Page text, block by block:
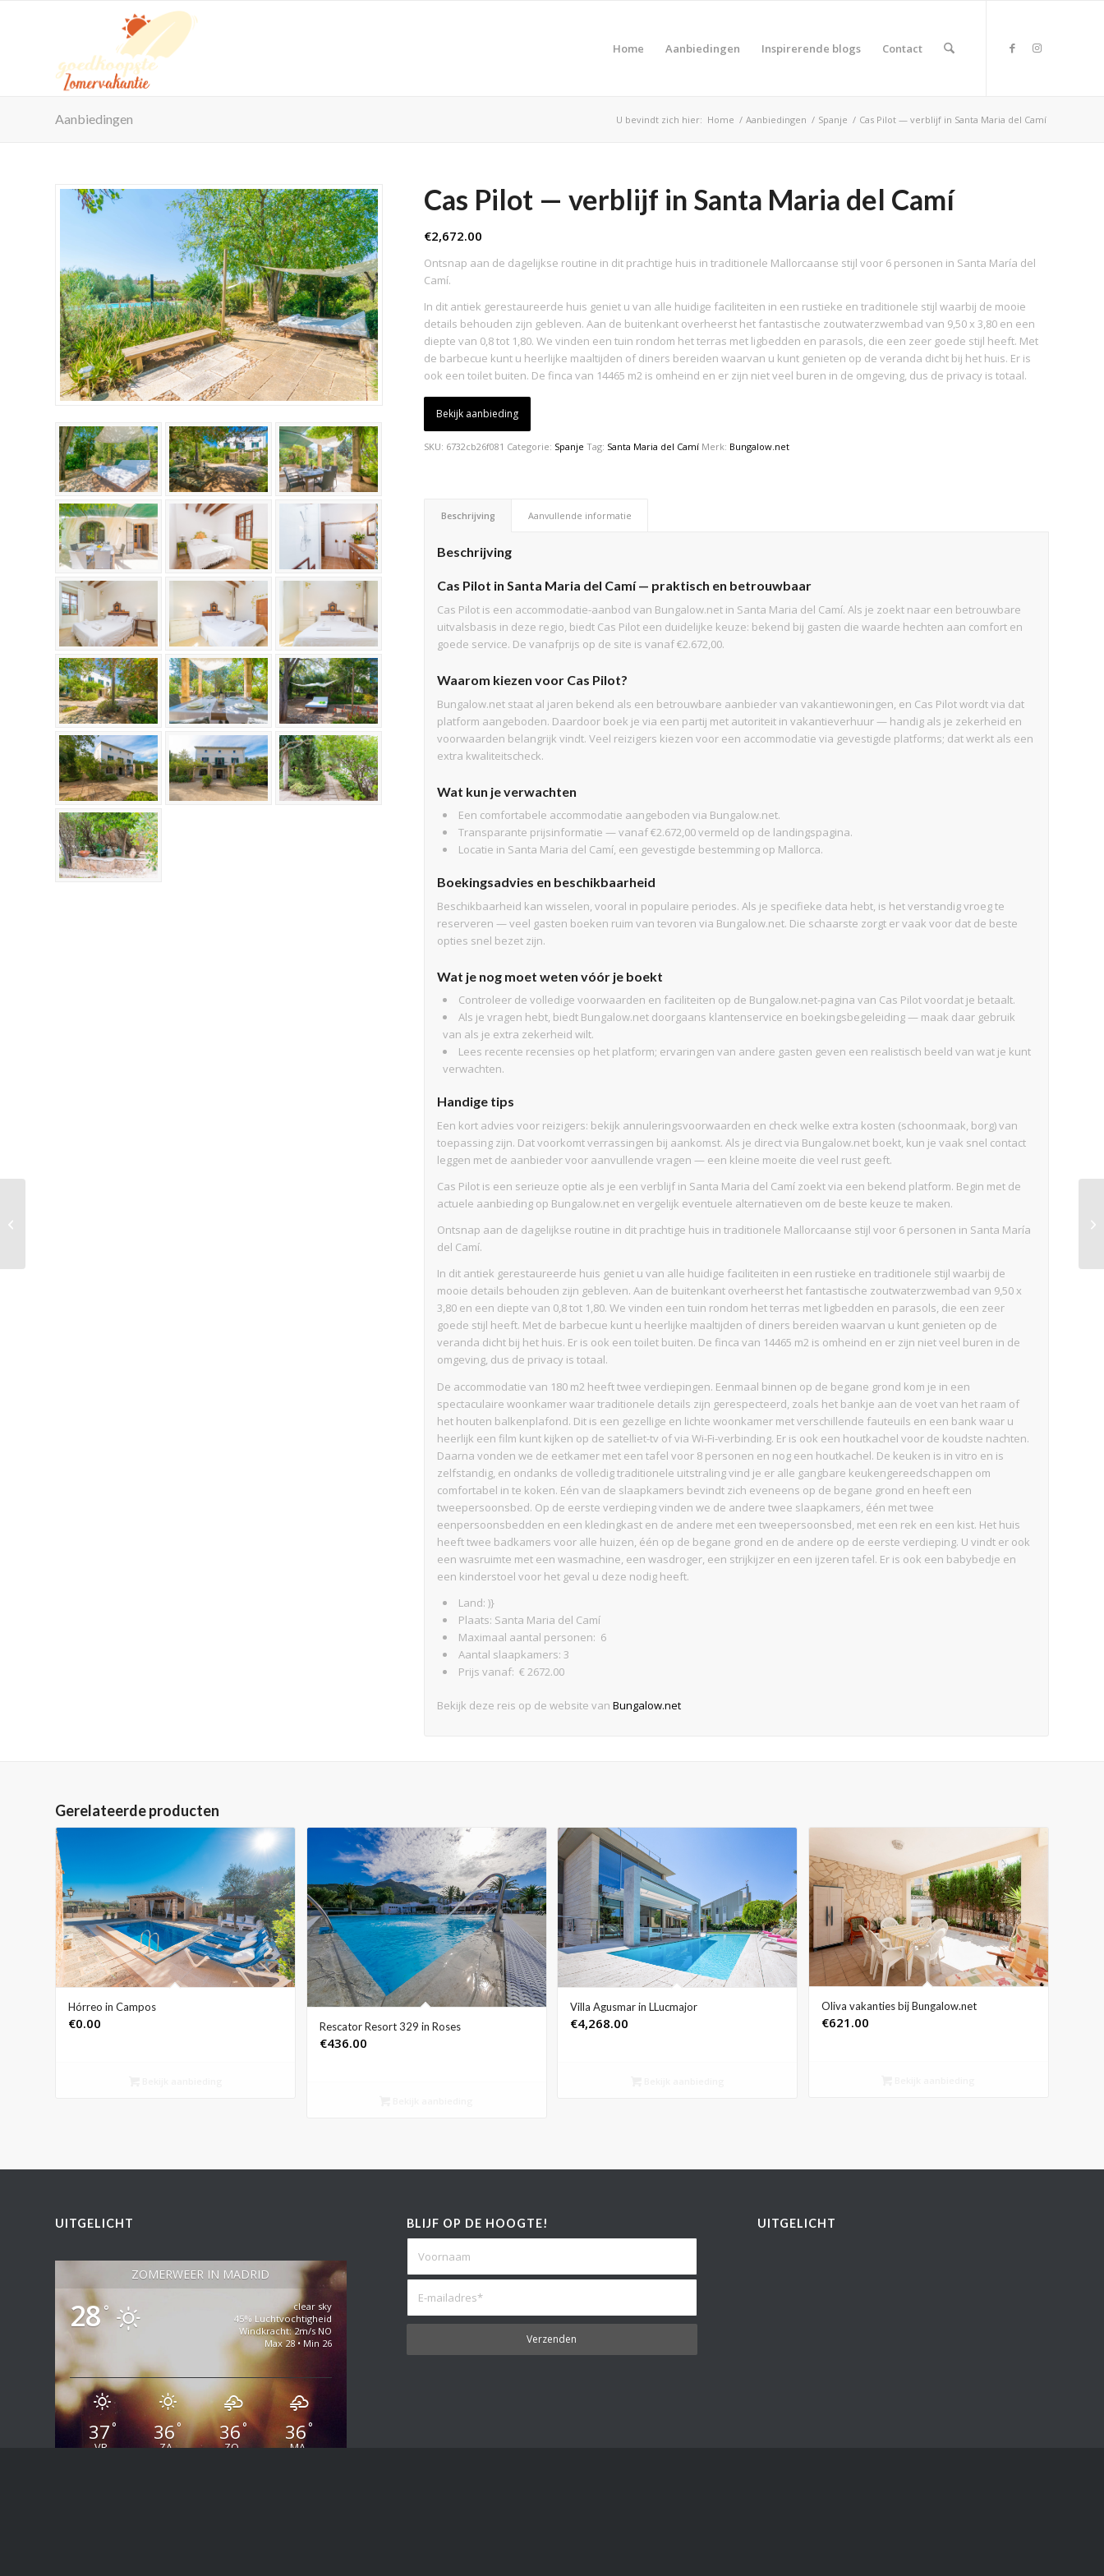
Home Aanbiedingen Inspirerende blogs Contact
Aanbiedingen U bevindt zich hier: Home / Aanbiedingen / Spanje / Cas Pilot — verblijf in Santa Maria del Camí
Cas Pilot — verblijf in Santa Maria del Camí
€2,672.00
Ontsnap aan de dagelijkse routine in dit prachtige huis in traditionele Mallorcaanse stijl voor 6 personen in Santa María del
Camí.
In dit antiek gerestaureerde huis geniet u van alle huidige faciliteiten in een rustieke en traditionele stijl waarbij de mooie
details behouden zijn gebleven. Aan de buitenkant overheerst het fantastische zoutwaterzwembad van 9,50 x 3,80 en een
diepte van 0,8 tot 1,80. We vinden een tuin rondom het terras met ligbedden en parasols, die een zeer goede stijl heeft. Met
de barbecue kunt u heerlijke maaltijden of diners bereiden waarvan u kunt genieten op de veranda dicht bij het huis. Er is
ook een toilet buiten. De finca van 14465 m2 is omheind en er zijn niet veel buren in de omgeving, dus de privacy is totaal.
Bekijk aanbieding
SKU: 6732cb26f081 Categorie: Spanje Tag: Santa Maria del Camí Merk: Bungalow.net
Beschrijving Aanvullende informatie
Beschrijving
Cas Pilot in Santa Maria del Camí — praktisch en betrouwbaar
Cas Pilot is een accommodatie-aanbod van Bungalow.net in Santa Maria del Camí. Als je zoekt naar een betrouwbare
uitvalsbasis in deze regio, biedt Cas Pilot een duidelijke keuze: bekend bij gasten die waarde hechten aan comfort en
goede service. De vanafprijs op de site is vanaf €2.672,00.
Waarom kiezen voor Cas Pilot?
Bungalow.net staat al jaren bekend als een betrouwbare aanbieder van vakantiewoningen, en Cas Pilot wordt via dat
platform aangeboden. Daardoor boek je via een partij met autoriteit in vakantieverhuur — handig als je zekerheid en
voorwaarden belangrijk vindt. Veel reizigers kiezen voor een accommodatie via gevestigde platforms; dat werkt als een
extra kwaliteitscheck.
Wat kun je verwachten
Een comfortabele accommodatie aangeboden via Bungalow.net.
Transparante prijsinformatie — vanaf €2.672,00 vermeld op de landingspagina.
Locatie in Santa Maria del Camí, een gevestigde bestemming op Mallorca.
Boekingsadvies en beschikbaarheid
Beschikbaarheid kan wisselen, vooral in populaire periodes. Als je specifieke data hebt, is het verstandig vroeg te
reserveren — veel gasten boeken ruim van tevoren via Bungalow.net. Die schaarste zorgt er vaak voor dat de beste
opties snel bezet zijn.
Wat je nog moet weten vóór je boekt
Controleer de volledige voorwaarden en faciliteiten op de Bungalow.net-pagina van Cas Pilot voordat je betaalt.
Als je vragen hebt, biedt Bungalow.net doorgaans klantenservice en boekingsbegeleiding — maak daar gebruik
van als je extra zekerheid wilt.
Lees recente recensies op het platform; ervaringen van andere gasten geven een realistisch beeld van wat je kunt
verwachten.
Handige tips
Een kort advies voor reizigers: bekijk annuleringsvoorwaarden en check welke extra kosten (schoonmaak, borg) van
toepassing zijn. Dat voorkomt verrassingen bij aankomst. Als je direct via Bungalow.net boekt, kun je vaak snel contact
leggen met de aanbieder voor aanvullende vragen — een kleine moeite die veel rust geeft.
Cas Pilot is een serieuze optie als je een verblijf in Santa Maria del Camí zoekt via een bekend platform. Begin met de
actuele aanbieding op Bungalow.net en vergelijk eventuele alternatieven om de beste keuze te maken.
Ontsnap aan de dagelijkse routine in dit prachtige huis in traditionele Mallorcaanse stijl voor 6 personen in Santa María
del Camí.
In dit antiek gerestaureerde huis geniet u van alle huidige faciliteiten in een rustieke en traditionele stijl waarbij de
mooie details behouden zijn gebleven. Aan de buitenkant overheerst het fantastische zoutwaterzwembad van 9,50 x
3,80 en een diepte van 0,8 tot 1,80. We vinden een tuin rondom het terras met ligbedden en parasols, die een zeer
goede stijl heeft. Met de barbecue kunt u heerlijke maaltijden of diners bereiden waarvan u kunt genieten op de
veranda dicht bij het huis. Er is ook een toilet buiten. De finca van 14465 m2 is omheind en er zijn niet veel buren in de
omgeving, dus de privacy is totaal.
De accommodatie van 180 m2 heeft twee verdiepingen. Eenmaal binnen op de begane grond kom je in een
spectaculaire woonkamer waar traditionele details zijn gerespecteerd, zoals het bankje aan de voet van het raam of
het houten balkenplafond. Dit is een gezellige en lichte woonkamer met verschillende fauteuils en een bank waar u
heerlijk een film kunt kijken op de satelliet-tv of via Wi-Fi-verbinding. Er is ook een houtkachel voor de koudste nachten.
Daarna vonden we de eetkamer met een tafel voor 8 personen en nog een houtkachel. De keuken is in vitro en is
zelfstandig, en ondanks de volledig traditionele uitstraling vind je er alle gangbare keukengereedschappen om
comfortabel in te koken. Eén van de slaapkamers bevindt zich eveneens op de begane grond en heeft een
tweepersoonsbed. Op de eerste verdieping vinden we de andere twee slaapkamers, één met twee
eenpersoonsbedden en een kledingkast en de andere met een tweepersoonsbed, met een rek en een kist. Het huis
heeft twee badkamers voor alle huizen, één op de begane grond en de andere op de eerste verdieping. U vindt er ook
een wasruimte met een wasmachine, een wasdroger, een strijkijzer en een ijzeren tafel. Er is ook een babybedje en
een kinderstoel voor het geval u deze nodig heeft.
Land: )}
Plaats: Santa Maria del Camí
Maximaal aantal personen: 6
Aantal slaapkamers: 3
Prijs vanaf: € 2672.00
Bekijk deze reis op de website vanBungalow.net
Gerelateerde producten
Hórreo in Campos
€0.00 Rescator Resort 329 in Roses
€436.00
Villa Agusmar in LLucmajor
€4,268.00
Oliva vakanties bij Bungalow.net
€621.00
UITGELICHT
ZOMERWEER IN MADRID
28°
clear sky
45% Luchtvochtigheid
Windkracht: 2m/s NO
Max 28 • Min 26
37°
VR
36°
ZA
36°
ZO
36°
MA
BLIJF OP DE HOOGTE! UITGELICHT